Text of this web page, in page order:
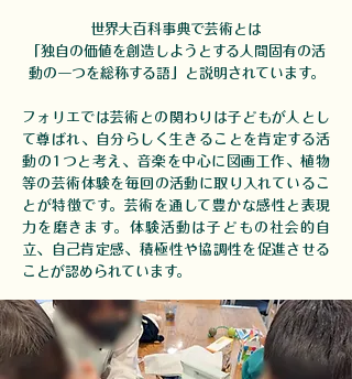
世界大百科事典で芸術とは
「独自の価値を創造しようとする人間固有の活
動の一つを総称する語」と説明されています。
フォリエでは芸術との関わりは子どもが人とし
て尊ばれ、自分らしく生きることを肯定する活
動の1つと考え、​ 音楽を中心に図画工作、植物
等の芸術体験を毎回の活動に取り入れているこ
とが特徴です。芸術を通して豊かな感性と表現
力を磨きます。​体験活動は子どもの社会的自
立、自己肯定感、積極性や協調性を促進させる
ことが認められています。